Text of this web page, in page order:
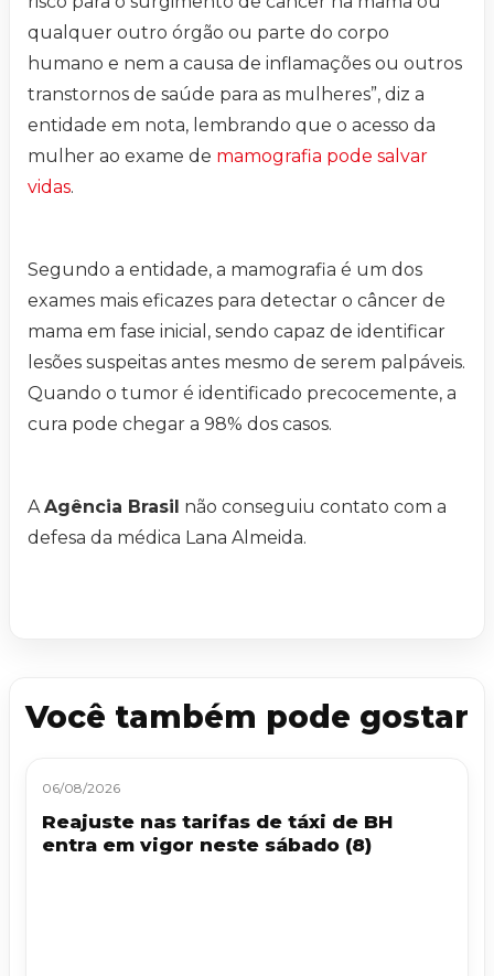
qualquer outro órgão ou parte do corpo
humano e nem a causa de inflamações ou outros
transtornos de saúde para as mulheres”, diz a
entidade em nota, lembrando que o acesso da
mulher ao exame de mamografia pode salvar
vidas.
Segundo a entidade, a mamografia é um dos
exames mais eficazes para detectar o câncer de
mama em fase inicial, sendo capaz de identificar
lesões suspeitas antes mesmo de serem palpáveis.
Quando o tumor é identificado precocemente, a
cura pode chegar a 98% dos casos.
AAgência Brasil não conseguiu contato com a
defesa da médica Lana Almeida.
Você também pode gostar
06/08/2026
Reajuste nas tarifas de táxi de BH
entra em vigor neste sábado (8)